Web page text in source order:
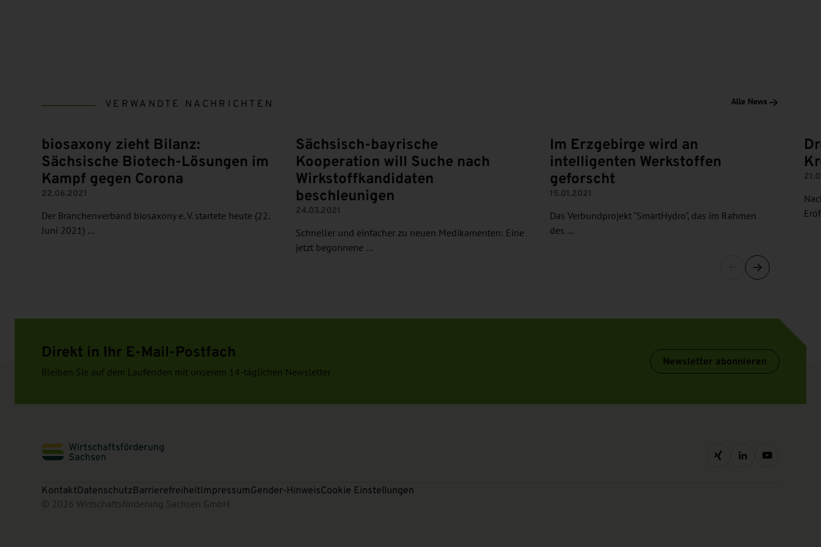
VERWANDTE NACHRICHTEN Alle News
biosaxony zieht Bilanz:
Sächsische Biotech-Lösungen im
Kampf gegen Corona
22.06.2021
Der Branchenverband biosaxony e. V. startete heute (22.
Juni 2021) …
Sächsisch-bayrische
Kooperation will Suche nach
Wirkstoffkandidaten
beschleunigen
24.03.2021
Schneller und einfacher zu neuen Medikamenten: Eine
jetzt begonnene …
Im Erzgebirge wird an
intelligenten Werkstoffen
geforscht
15.01.2021
Das Verbundprojekt "SmartHydro", das im Rahmen
des …
Direkt in Ihr E-Mail-Postfach
Bleiben Sie auf dem Laufenden mit unserem 14-täglichen Newsletter
Newsletter abonnieren
KontaktDatenschutzBarrierefreiheitImpressumGender-HinweisCookie Einstellungen
© 2026 Wirtschaftsförderung Sachsen GmbH